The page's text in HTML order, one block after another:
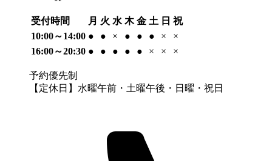
受付時間 月 火 水 木 金 土 日 祝
10:00～14:00 ● ● × ● ● ● ×
×
16:00～20:30 ● ● ● ● ● × × ×
予約優先制
【定休日】水曜午前・土曜午後・日曜・祝日